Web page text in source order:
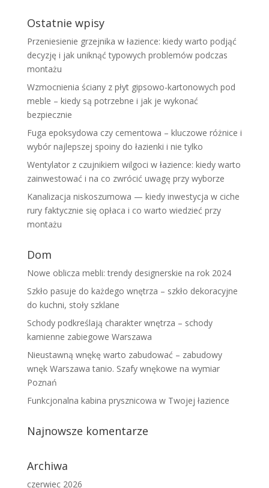
Ostatnie wpisy
Przeniesienie grzejnika w łazience: kiedy warto podjąć
decyzję i jak uniknąć typowych problemów podczas
montażu
Wzmocnienia ściany z płyt gipsowo-kartonowych pod
meble – kiedy są potrzebne i jak je wykonać
bezpiecznie
Fuga epoksydowa czy cementowa – kluczowe różnice i
wybór najlepszej spoiny do łazienki i nie tylko
Wentylator z czujnikiem wilgoci w łazience: kiedy warto
zainwestować i na co zwrócić uwagę przy wyborze
Kanalizacja niskoszumowa — kiedy inwestycja w ciche
rury faktycznie się opłaca i co warto wiedzieć przy
montażu
Dom
Nowe oblicza mebli: trendy designerskie na rok 2024
Szkło pasuje do każdego wnętrza – szkło dekoracyjne
do kuchni, stoły szklane
Schody podkreślają charakter wnętrza – schody
kamienne zabiegowe Warszawa
Nieustawną wnękę warto zabudować – zabudowy
wnęk Warszawa tanio. Szafy wnękowe na wymiar
Poznań
Funkcjonalna kabina prysznicowa w Twojej łazience
Najnowsze komentarze
Archiwa
czerwiec 2026